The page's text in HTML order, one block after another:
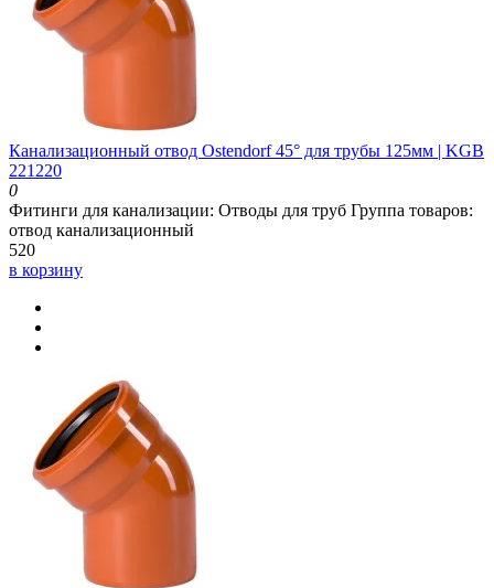
Канализационный отвод Ostendorf 45° для трубы 125мм | KGB
221220
0
Фитинги для канализации: Отводы для труб Группа товаров:
отвод канализационный
520
в корзину